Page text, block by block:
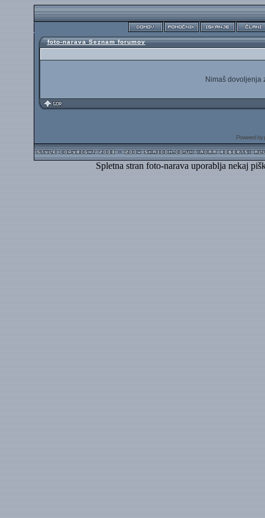
foto-narava Seznam forumov
Nimaš dovoljenja
Powered by
Spletna stran foto-narava uporablja nekaj